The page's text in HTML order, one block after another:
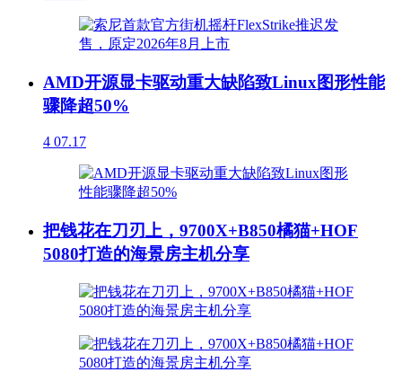
AMD开源显卡驱动重大缺陷致Linux图形性能
骤降超50%
4 07.17
把钱花在刀刃上，9700X+B850橘猫+HOF
5080打造的海景房主机分享